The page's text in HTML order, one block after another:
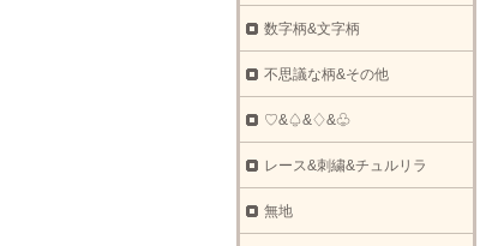
数字柄&文字柄
不思議な柄&その他
♡&♤&♢&♧
レース&刺繍&チュルリラ
無地